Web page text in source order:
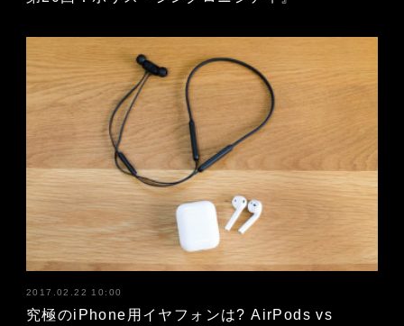
2017.02.22 10:00
究極のiPhone用イヤフォンは? AirPods vs